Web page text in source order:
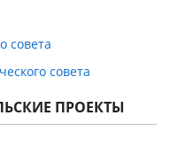
совета
совета
ПРОЕКТЫ